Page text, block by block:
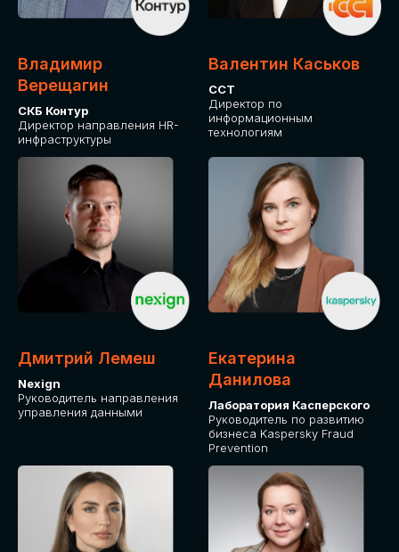
Владимир
Верещагин
СКБ Контур
Директор направления HR-
инфраструктуры
Валентин Каськов
ССТ
Директор по
информационным
технологиям
Дмитрий Лемеш
Nexign
Руководитель направления
управления данными
Екатерина
Данилова
Лаборатория Касперского
Руководитель по развитию
бизнеса Kaspersky Fraud
Prevention
ДЛЯ ОПЛАТЫ БИЛЕТОВ
Оплата через сервис Timepad
ПРИОБРЕСТИ БИЛЕТ